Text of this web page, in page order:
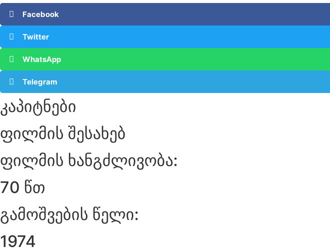
Facebook
Twitter
WhatsApp
Telegram
კაპიტნები
ფილმის შესახებ
ფილმის ხანგძლივობა:
70 წთ
გამოშვების წელი:
1974